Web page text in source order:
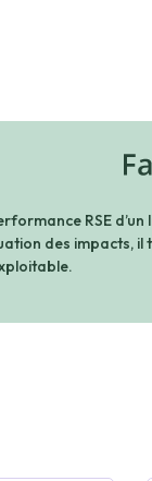
RSE d’un
des impacts,